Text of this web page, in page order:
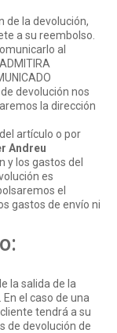
de la devolución,
a su reembolso.
al
devolución nos
la dirección
artículo o por
Andreu
y los gastos del
es
el
gastos de envío ni
la salida de la
el caso de una
tendrá a su
de devolución de